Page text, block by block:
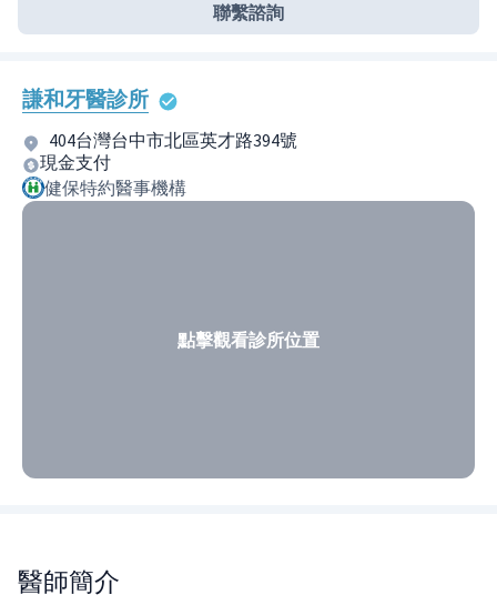
聯繫諮詢
謙和牙醫診所
404台灣台中市北區英才路394號
現金支付
健保特約醫事機構
點擊觀看診所位置
醫師簡介